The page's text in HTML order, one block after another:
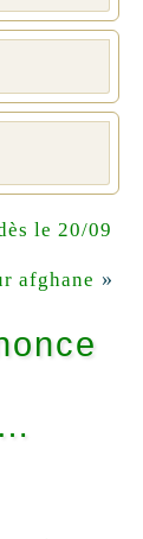
le 20/09
afghane »